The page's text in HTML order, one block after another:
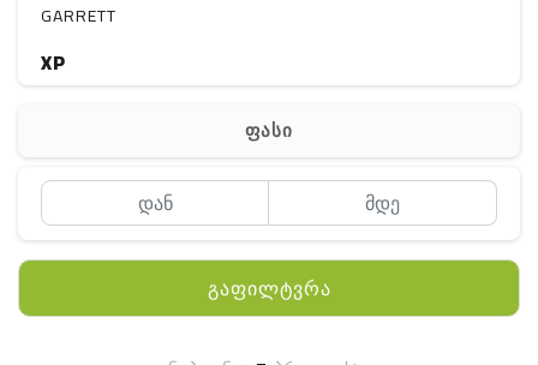
GARRETT
XP
QYT
ფასი
გაფილტვრა